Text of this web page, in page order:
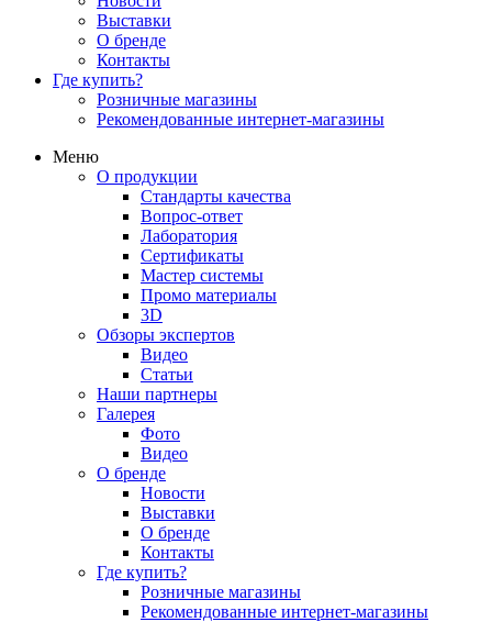
Выставки
О бренде
Контакты
Где купить?
Розничные магазины
Рекомендованные интернет-магазины
Меню
О продукции
Стандарты качества
Вопрос-ответ
Лаборатория
Сертификаты
Мастер системы
Промо материалы
3D
Обзоры экспертов
Видео
Статьи
Наши партнеры
Галерея
Фото
Видео
О бренде
Новости
Выставки
О бренде
Контакты
Где купить?
Розничные магазины
Рекомендованные интернет-магазины